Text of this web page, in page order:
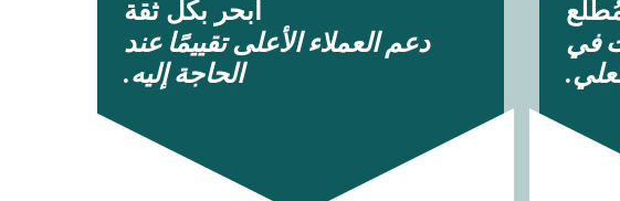
في
أبحر بكل ثقة
دعم العملاء الأعلى تقييمًا عند
الحاجة إليه.